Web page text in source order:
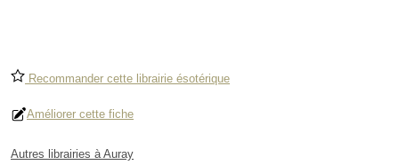
Recommander cette librairie ésotérique
Améliorer cette fiche
Autres librairies à Auray